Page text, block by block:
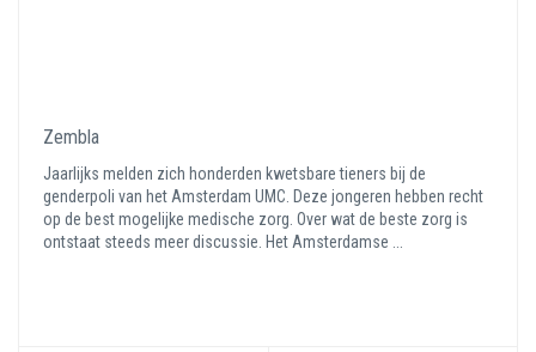
Zembla
Jaarlijks melden zich honderden kwetsbare tieners bij de
genderpoli van het Amsterdam UMC. Deze jongeren hebben recht
op de best mogelijke medische zorg. Over wat de beste zorg is
ontstaat steeds meer discussie. Het Amsterdamse ...